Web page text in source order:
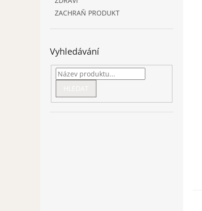
ZACHRAŇ PRODUKT
Vyhledávání